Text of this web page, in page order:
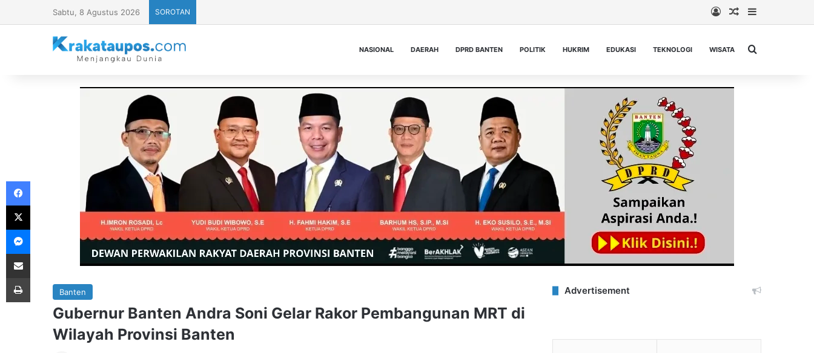
Sabtu, 8 Agustus 2026 SOROTAN Log InRandom Article
NASIONAL DAERAH DPRD BANTEN POLITIK HUKRIM EDUKASI TEKNOLOGI WISATA Cari berita...
Banten
Gubernur Banten Andra Soni Gelar Rakor Pembangunan MRT di
Wilayah Provinsi Banten
Advertisement